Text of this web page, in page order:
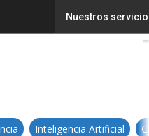
Nuestros
Inteligencia Artificial